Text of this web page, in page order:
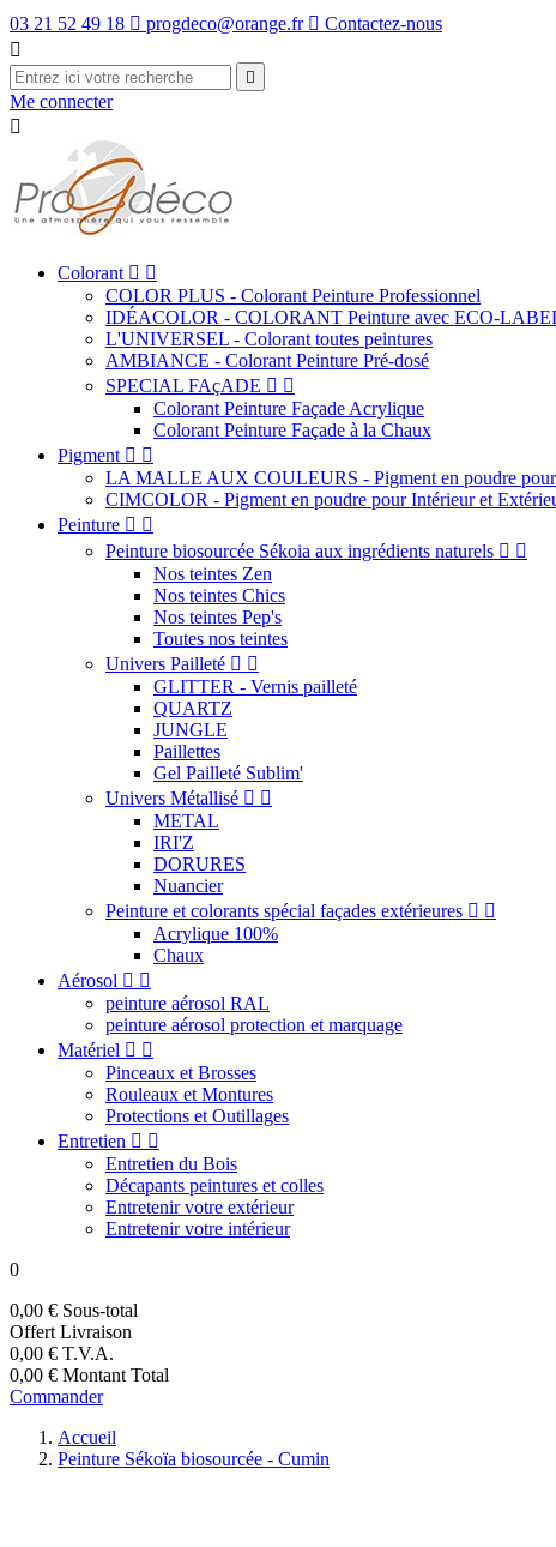
03 21 52 49 18  progdeco@orange.fr  Contactez-nous


Me connecter

Colorant  
COLOR PLUS - Colorant Peinture Professionnel
IDÉACOLOR - COLORANT Peinture avec ECO-
L'UNIVERSEL - Colorant toutes peintures
AMBIANCE - Colorant Peinture Pré-dosé
SPECIAL FAçADE  
Colorant Peinture Façade Acrylique
Colorant Peinture Façade à la Chaux
Pigment  
LA MALLE AUX COULEURS - Pigment en poudre pour
CIMCOLOR - Pigment en poudre pour Intérieur et
Peinture  
Peinture biosourcée Sékoia aux ingrédients naturels  
Nos teintes Zen
Nos teintes Chics
Nos teintes Pep's
Toutes nos teintes
Univers Pailleté  
GLITTER - Vernis pailleté
QUARTZ
JUNGLE
Paillettes
Gel Pailleté Sublim'
Univers Métallisé  
METAL
IRI'Z
DORURES
Nuancier
Peinture et colorants spécial façades extérieures  
Acrylique 100%
Chaux
Aérosol  
peinture aérosol RAL
peinture aérosol protection et marquage
Matériel  
Pinceaux et Brosses
Rouleaux et Montures
Protections et Outillages
Entretien  
Entretien du Bois
Décapants peintures et colles
Entretenir votre extérieur
Entretenir votre intérieur
0
0,00 € Sous-total
Offert Livraison
0,00 € T.V.A.
0,00 € Montant Total
Commander
Accueil
Peinture Sékoïa biosourcée - Cumin